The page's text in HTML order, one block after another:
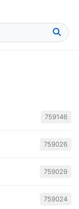
759146
759026
759029
759024